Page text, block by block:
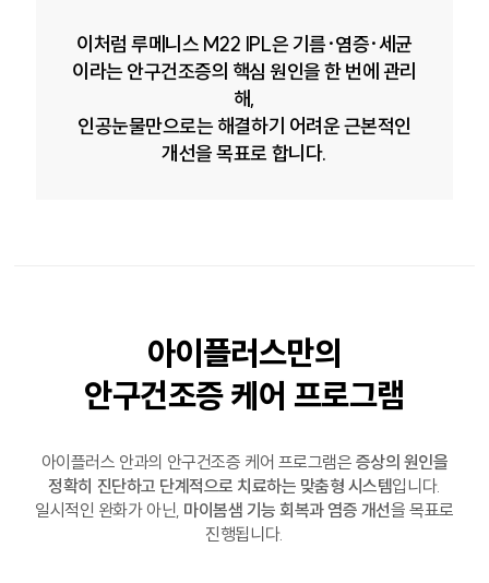
이처럼 루메니스 M22 IPL은 기름·염증·세균
이라는 안구건조증의 핵심 원인을 한 번에 관리
해,
인공눈물만으로는 해결하기 어려운 근본적인
개선을 목표로 합니다.
아이플러스만의
안구건조증 케어 프로그램
아이플러스 안과의 안구건조증 케어 프로그램은 증상의 원인을
정확히 진단하고 단계적으로 치료하는 맞춤형 시스템입니다.
일시적인 완화가 아닌, 마이봄샘 기능 회복과 염증 개선을 목표로
진행됩니다.